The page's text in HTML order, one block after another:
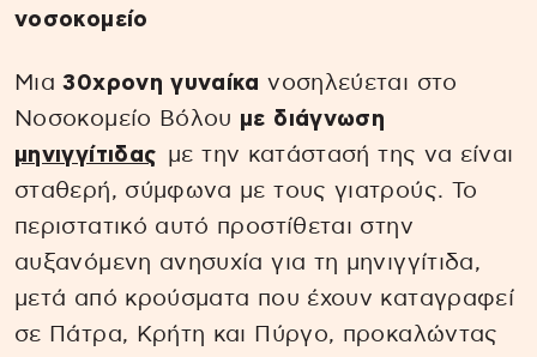
νοσοκομείο
Μια30χρονη γυναίκα νοσηλεύεται στο
Νοσοκομείο Βόλου με διάγνωση
μηνιγγίτιδας με την κατάστασή της να είναι
σταθερή, σύμφωνα με τους γιατρούς. Το
περιστατικό αυτό προστίθεται στην
αυξανόμενη ανησυχία για τη μηνιγγίτιδα,
μετά από κρούσματα που έχουν καταγραφεί
σε Πάτρα, Κρήτη και Πύργο, προκαλώντας